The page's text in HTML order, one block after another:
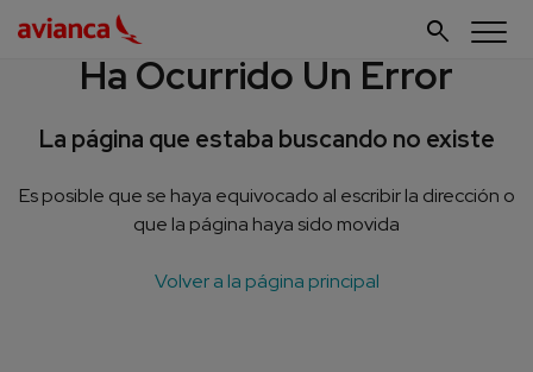
search
Ha Ocurrido Un Error
La página que estaba buscando no existe
Es posible que se haya equivocado al escribir la dirección o
que la página haya sido movida
Volver a la página principal